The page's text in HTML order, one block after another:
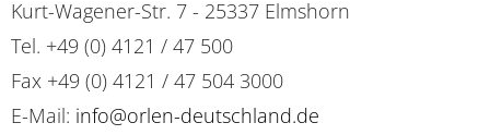
Kurt-Wagener-Str. 7 - 25337 Elmshorn
Tel. +49 (0) 4121 / 47 500
Fax +49 (0) 4121 / 47 504 3000
E-Mail: info@orlen-deutschland.de